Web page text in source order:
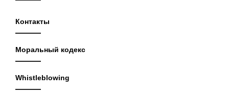
Контакты
Моральный кодекс
Whistleblowing